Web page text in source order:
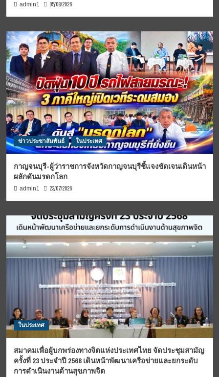
admin1 05/08/2026
ข่าวประชาสัมพันธ์ ในประเทศ
กาญจนบุรี-ผู้ว่าราชการจังหวัดกาญจนบุรีชี้แจงชัดเจนเดินหน้า
ผลักดันมรดกโลก
admin1 23/07/2026
ในประเทศ
สมาคมเพื่อผู้บกพร่องทางจิตแห่งประเทศไทย จัดประชุมสามัญ
ครั้งที่ 23 ประจำปี 2568 เดินหน้าพัฒนาเครือข่ายและยกระดับ
การดำเนินงานด้านสุขภาพจิต